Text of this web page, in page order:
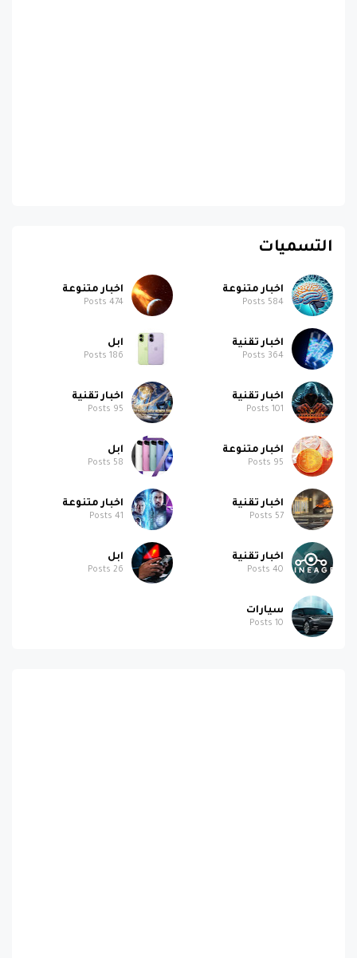
التسميات
اخبار متنوعة
584
اخبار متنوعة
474
اخبار تقنية
364
ابل
186
اخبار تقنية
101
اخبار تقنية
95
اخبار متنوعة
95
ابل
58
اخبار تقنية
57
اخبار متنوعة
41
اخبار تقنية
40
ابل
26
سيارات
10